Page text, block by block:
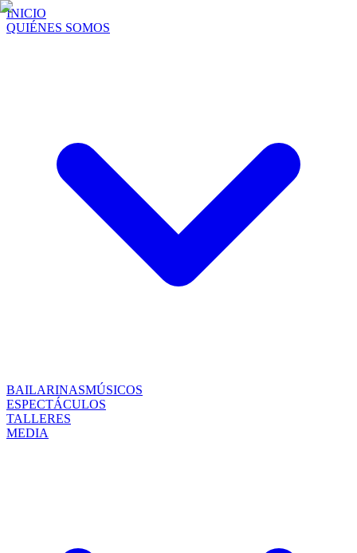
INICIO
QUIÉNES SOMOS
BAILARINASMÚSICOS
ESPECTÁCULOS
TALLERES
MEDIA